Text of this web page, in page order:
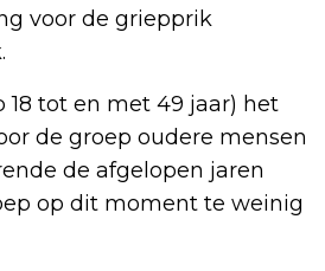
voor de griepprik
tot en met 49 jaar) het
de groep oudere mensen
de afgelopen jaren
op dit moment te weinig